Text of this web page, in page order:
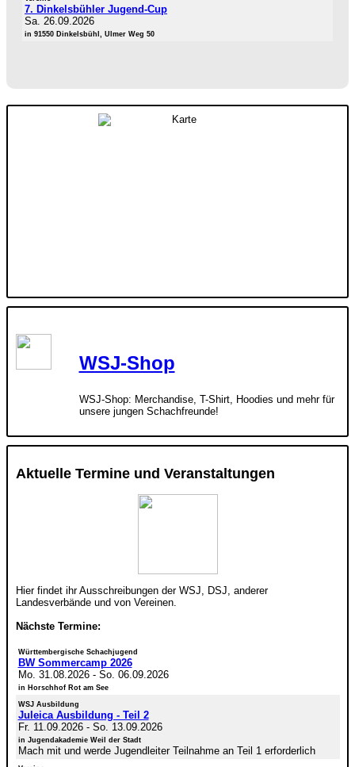
7. Dinkelsbühler Jugend-Cup
Sa. 26.09.2026
in 91550 Dinkelsbühl, Ulmer Weg 50
WSJ-Shop
WSJ-Shop: Merchandise, T-Shirt, Hoodies und mehr für
unsere jungen Schachfreunde!
Aktuelle Termine und Veranstaltungen
Hier findet ihr Ausschreibungen der WSJ, DSJ, anderer
Landesverbände und von Vereinen.
Nächste Termine:
Württembergische Schachjugend
BW Sommercamp 2026
Mo. 31.08.2026- So. 06.09.2026
in Horschhof Rot am See
WSJ Ausbildung
Juleica Ausbildung - Teil 2
Fr. 11.09.2026- So. 13.09.2026
in Jugendakademie Weil der Stadt
Mach mit und werde Jugendleiter Teilnahme an Teil 1 erforderlich